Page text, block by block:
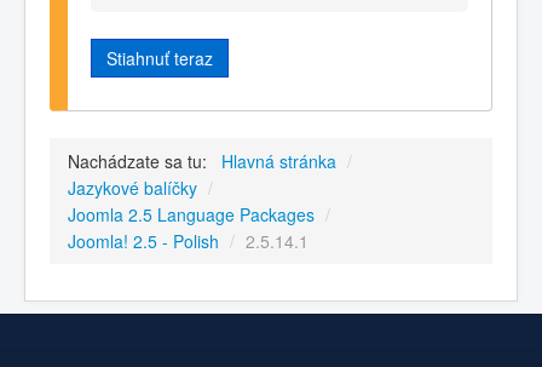
Stiahnuť teraz
Nachádzate sa tu: Hlavná stránka /
Jazykové balíčky /
Joomla 2.5 Language Packages /
Joomla! 2.5 - Polish / 2.5.14.1